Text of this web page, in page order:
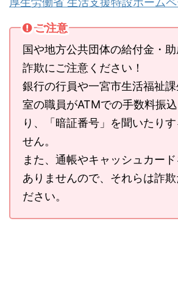
ご注意
国や地方公共団体の給付金・
詐欺にご注意ください！
銀行の行員や一宮市生活福祉
室の職員がATMでの手数料振
り、「暗証番号」を聞いたり
せん。
また、通帳やキャッシュカー
ありませんので、それらは詐欺
ださい。